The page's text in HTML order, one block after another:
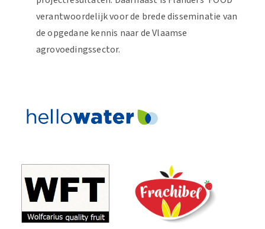
verantwoordelijk voor de brede disseminatie van
de opgedane kennis naar de Vlaamse
agrovoedingssector.